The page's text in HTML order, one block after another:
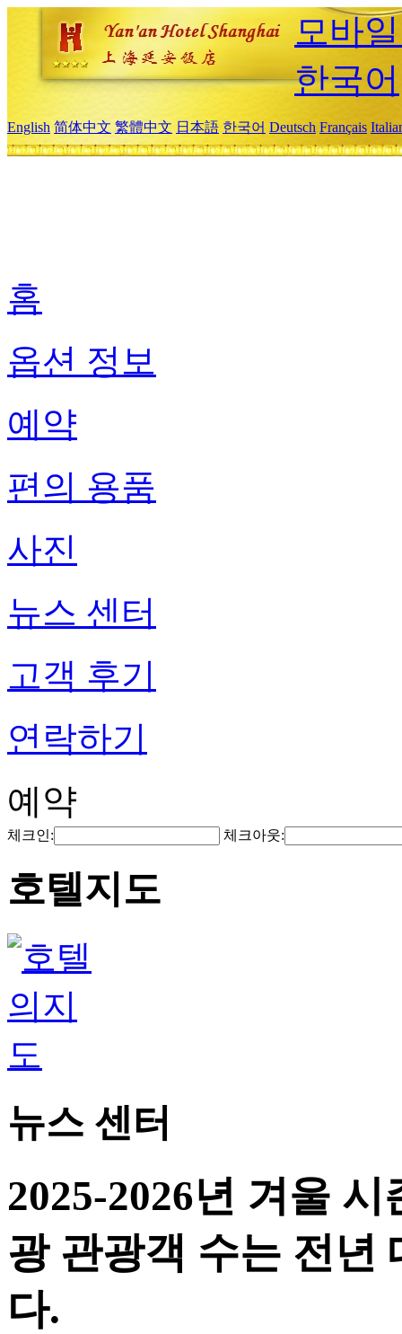
모바
한국어
English 简体中文 繁體中文 日本語 한국어 Deutsch Français
홈
옵션 정보
예약
편의 용품
사진
뉴스 센터
고객 후기
연락하기
예약
체크인: 체크아웃:
호텔지도
뉴스 센터
2025-2026년 겨울
광 관광객 수는 전년
다.